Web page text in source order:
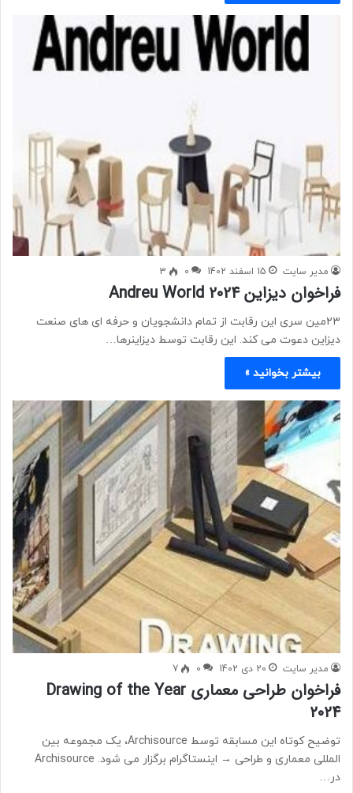
مدیر سایت 15 اسفند 1402 0
3
فراخوان دیزاین Andreu World 2024
۲۳مین سری این رقابت از تمام دانشجویان و حرفه ای های صنعت
دیزاین دعوت می کند. این رقابت توسط دیزاینرها…
بیشتر بخوانید »
مدیر سایت 20 دی 1402 0
7
فراخوان طراحی معماری Drawing of the Year
2024
توضیح کوتاه این مسابقه توسط Archisource، یک مجموعه بین
المللی معماری و طراحی → اینستاگرام برگزار می شود. Archisource
در…